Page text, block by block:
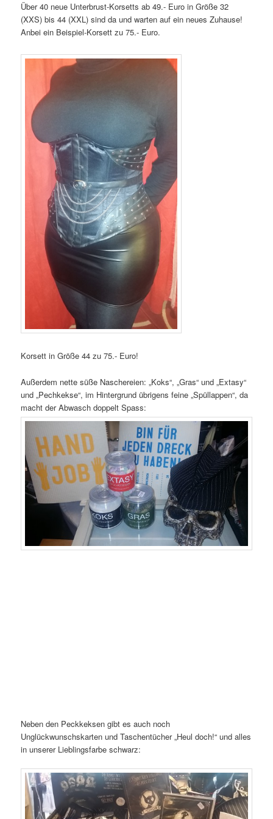
Über 40 neue Unterbrust-Korsetts ab 49.- Euro in Größe 32
(XXS) bis 44 (XXL) sind da und warten auf ein neues Zuhause!
Anbei ein Beispiel-Korsett zu 75.- Euro.
Korsett in Größe 44 zu 75.- Euro!
Außerdem nette süße Naschereien: „Koks“, „Gras“ und „Extasy“
und „Pechkekse“, im Hintergrund übrigens feine „Spüllappen“, da
macht der Abwasch doppelt Spass:
Neben den Peckkeksen gibt es auch noch
Unglückwunschskarten und Taschentücher „Heul doch!“ und alles
in unserer Lieblingsfarbe schwarz: